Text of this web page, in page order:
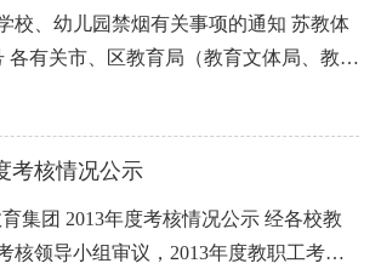
应提前二天通知招标人。 5、投标截
午15：00。 6、对投标人的经营
时间：2017年7月21日
1268号，相城实验
：65753510 联系
法 1、在保证质
2、如同一类食品出现相同
过对其资质、服务等作为参考标准，投
查，审查内容包括：有关证照是否齐
诚信度、食品质量履约能力、经营状况
电话：65
作日；2、此公示表为出访请示附件之
部署。 中共苏州市实验小学校教育集团委员会 2014
、幼儿园禁烟有关事项的通知 苏教体
学校： 为营造教书育人的清
部关于在全国各级各类学校禁烟有关事
现就中小学校、幼儿园禁烟有关事项通
考核情况公示
核情况公示 经各校教
核领导小组审议，2013年度教职工考核